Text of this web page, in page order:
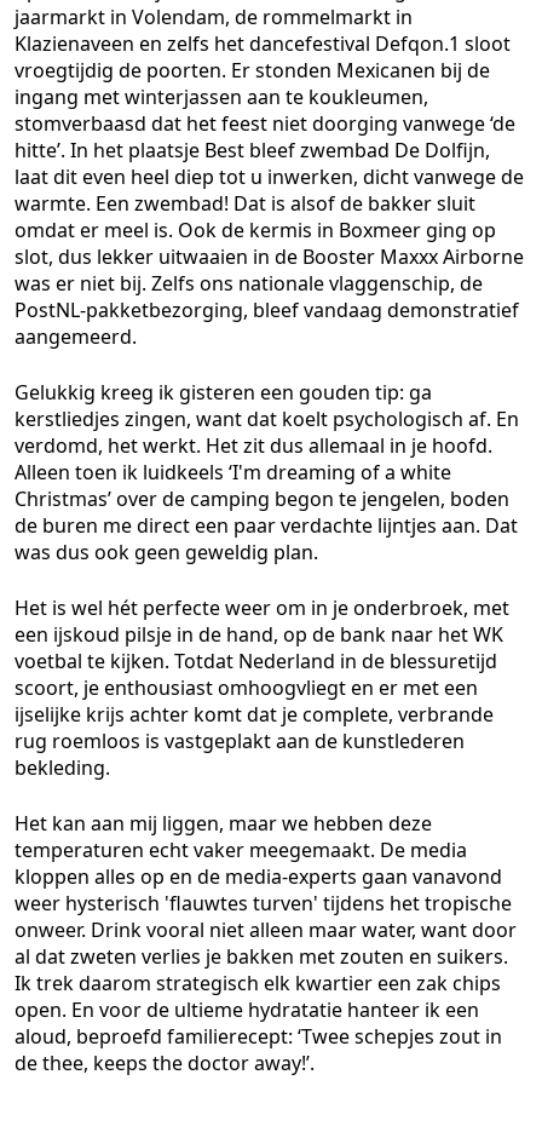
jaarmarkt in Volendam, de rommelmarkt in
Klazienaveen en zelfs het dancefestival Defqon.1 sloot
vroegtijdig de poorten. Er stonden Mexicanen bij de
ingang met winterjassen aan te koukleumen,
stomverbaasd dat het feest niet doorging vanwege ‘de
hitte’. In het plaatsje Best bleef zwembad De Dolfijn,
laat dit even heel diep tot u inwerken, dicht vanwege de
warmte. Een zwembad! Dat is alsof de bakker sluit
omdat er meel is. Ook de kermis in Boxmeer ging op
slot, dus lekker uitwaaien in de Booster Maxxx Airborne
was er niet bij. Zelfs ons nationale vlaggenschip, de
PostNL-pakketbezorging, bleef vandaag demonstratief
aangemeerd.
Gelukkig kreeg ik gisteren een gouden tip: ga
kerstliedjes zingen, want dat koelt psychologisch af. En
verdomd, het werkt. Het zit dus allemaal in je hoofd.
Alleen toen ik luidkeels ‘I'm dreaming of a white
Christmas’ over de camping begon te jengelen, boden
de buren me direct een paar verdachte lijntjes aan. Dat
was dus ook geen geweldig plan.
Het is wel hét perfecte weer om in je onderbroek, met
een ijskoud pilsje in de hand, op de bank naar het WK
voetbal te kijken. Totdat Nederland in de blessuretijd
scoort, je enthousiast omhoogvliegt en er met een
ijselijke krijs achter komt dat je complete, verbrande
rug roemloos is vastgeplakt aan de kunstlederen
bekleding.
Het kan aan mij liggen, maar we hebben deze
temperaturen echt vaker meegemaakt. De media
kloppen alles op en de media-experts gaan vanavond
weer hysterisch 'flauwtes turven' tijdens het tropische
onweer. Drink vooral niet alleen maar water, want door
al dat zweten verlies je bakken met zouten en suikers.
Ik trek daarom strategisch elk kwartier een zak chips
open. En voor de ultieme hydratatie hanteer ik een
aloud, beproefd familierecept: ‘Twee schepjes zout in
de thee, keeps the doctor away!’.